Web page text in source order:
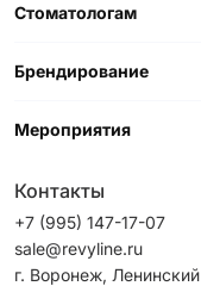
Стоматологам
Брендирование
Мероприятия
Контакты
+7 (995) 147-17-07
sale@revyline.ru
г. Воронеж, Ленинский